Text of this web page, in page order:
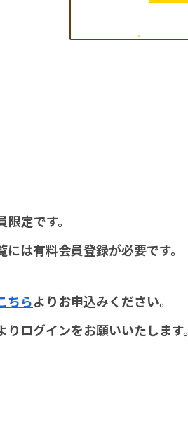
定です。
は有料会員登録が必要です。
ちらよりお申込みください。
ログインをお願いいたします。